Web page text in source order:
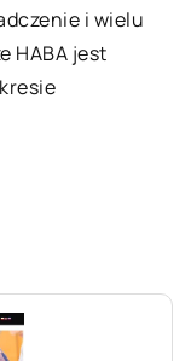
i wielu
HABA jest